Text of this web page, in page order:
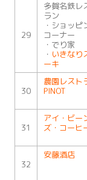
29
多賀名鉄レ
ラン
・ショッピ
コーナー
・でり家
・ いきなり
ーキ
30
農園レスト
PINOT
31
アイ・ビー
ズ・コーヒ
32
安藤酒店